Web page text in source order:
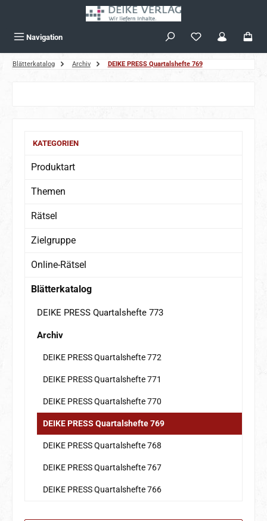
Navigation
Blätterkatalog Archiv DEIKE PRESS Quartalshefte 769
KATEGORIEN
Produktart
Themen
Rätsel
Zielgruppe
Online-Rätsel
Blätterkatalog
DEIKE PRESS Quartalshefte 773
Archiv
DEIKE PRESS Quartalshefte 772
DEIKE PRESS Quartalshefte 771
DEIKE PRESS Quartalshefte 770
DEIKE PRESS Quartalshefte 769
DEIKE PRESS Quartalshefte 768
DEIKE PRESS Quartalshefte 767
DEIKE PRESS Quartalshefte 766